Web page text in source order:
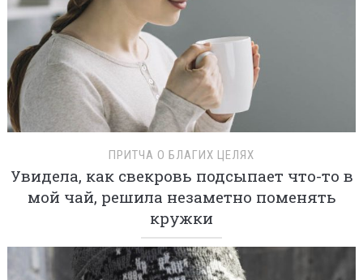
ПРИТЧА О БЛАГИХ ЦЕЛЯХ
Увидела, как свекровь подсыпает что-то в
мой чай, решила незаметно поменять
кружки